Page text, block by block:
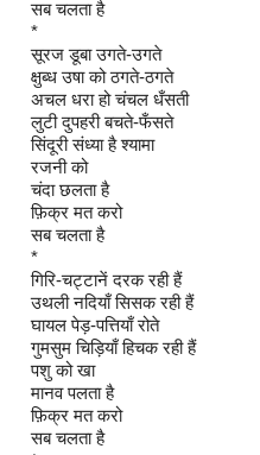
सब चलता है
*
सूरज डूबा उगते-उगते
क्षुब्ध उषा को ठगते-ठगते
अचल धरा हो चंचल धँसती
लुटी दुपहरी बचते-फँसते
सिंदूरी संध्या है श्यामा
रजनी को
चंदा छलता है
फ़िक्र मत करो
सब चलता है
*
गिरि-चट्टानें दरक रही हैं
उथली नदियाँ सिसक रही हैं
घायल पेड़-पत्तियाँ रोते
गुमसुम चिड़ियाँ हिचक रही हैं
पशु को खा
मानव पलता है
फ़िक्र मत करो
सब चलता है